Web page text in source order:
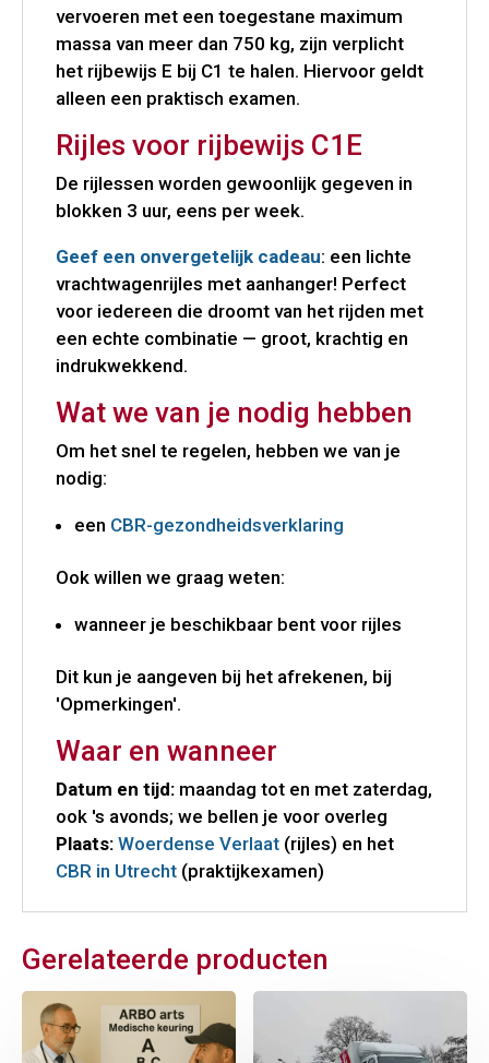
vervoeren met een toegestane maximum
massa van meer dan 750 kg, zijn verplicht
het rijbewijs E bij C1 te halen. Hiervoor geldt
alleen een praktisch examen.
Rijles voor rijbewijs C1E
De rijlessen worden gewoonlijk gegeven in
blokken 3 uur, eens per week.
Geef een onvergetelijk cadeau: een lichte
vrachtwagenrijles met aanhanger! Perfect
voor iedereen die droomt van het rijden met
een echte combinatie — groot, krachtig en
indrukwekkend.
Wat we van je nodig hebben
Om het snel te regelen, hebben we van je
nodig:
een CBR-gezondheidsverklaring
Ook willen we graag weten:
wanneer je beschikbaar bent voor rijles
Dit kun je aangeven bij het afrekenen, bij
'Opmerkingen'.
Waar en wanneer
Datum en tijd: maandag tot en met zaterdag,
ook 's avonds; we bellen je voor overleg
Plaats: Woerdense Verlaat (rijles) en het
CBR in Utrecht (praktijkexamen)
Gerelateerde producten